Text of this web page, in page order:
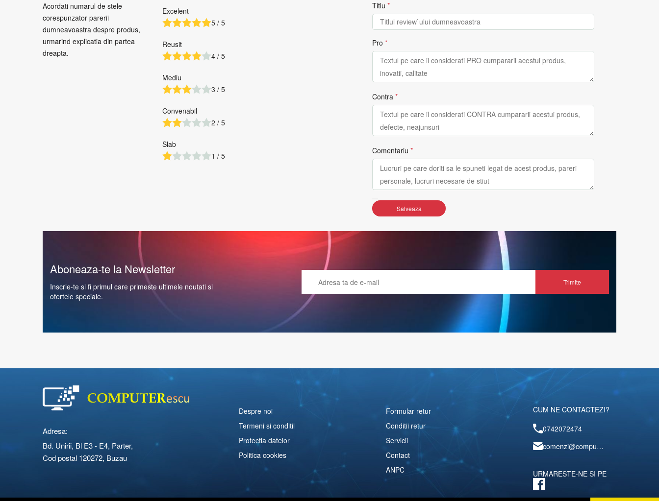
Acordati numarul de stele
corespunzator parerii
dumneavoastra despre produs,
urmarind explicatia din partea
dreapta.
Excelent
5 / 5
Reusit
4 / 5
Mediu
3 / 5
Convenabil
2 / 5
Slab
1 / 5
Titlu *
Pro *
Contra *
Comentariu *
Salveaza
Aboneaza-te la Newsletter
Inscrie-te si fi primul care primeste ultimele noutati si
ofertele speciale.
Trimite
Adresa:
Bd. Unirii, Bl E3 - E4, Parter,
Cod postal 120272, Buzau
Despre noi
Termeni si conditii
Protectia datelor
Politica cookies
Formular retur
Conditii retur
Servicii
Contact
ANPC
CUM NE CONTACTEZI?
0742072474
comenzi@computerescu.ro
URMARESTE-NE SI PE